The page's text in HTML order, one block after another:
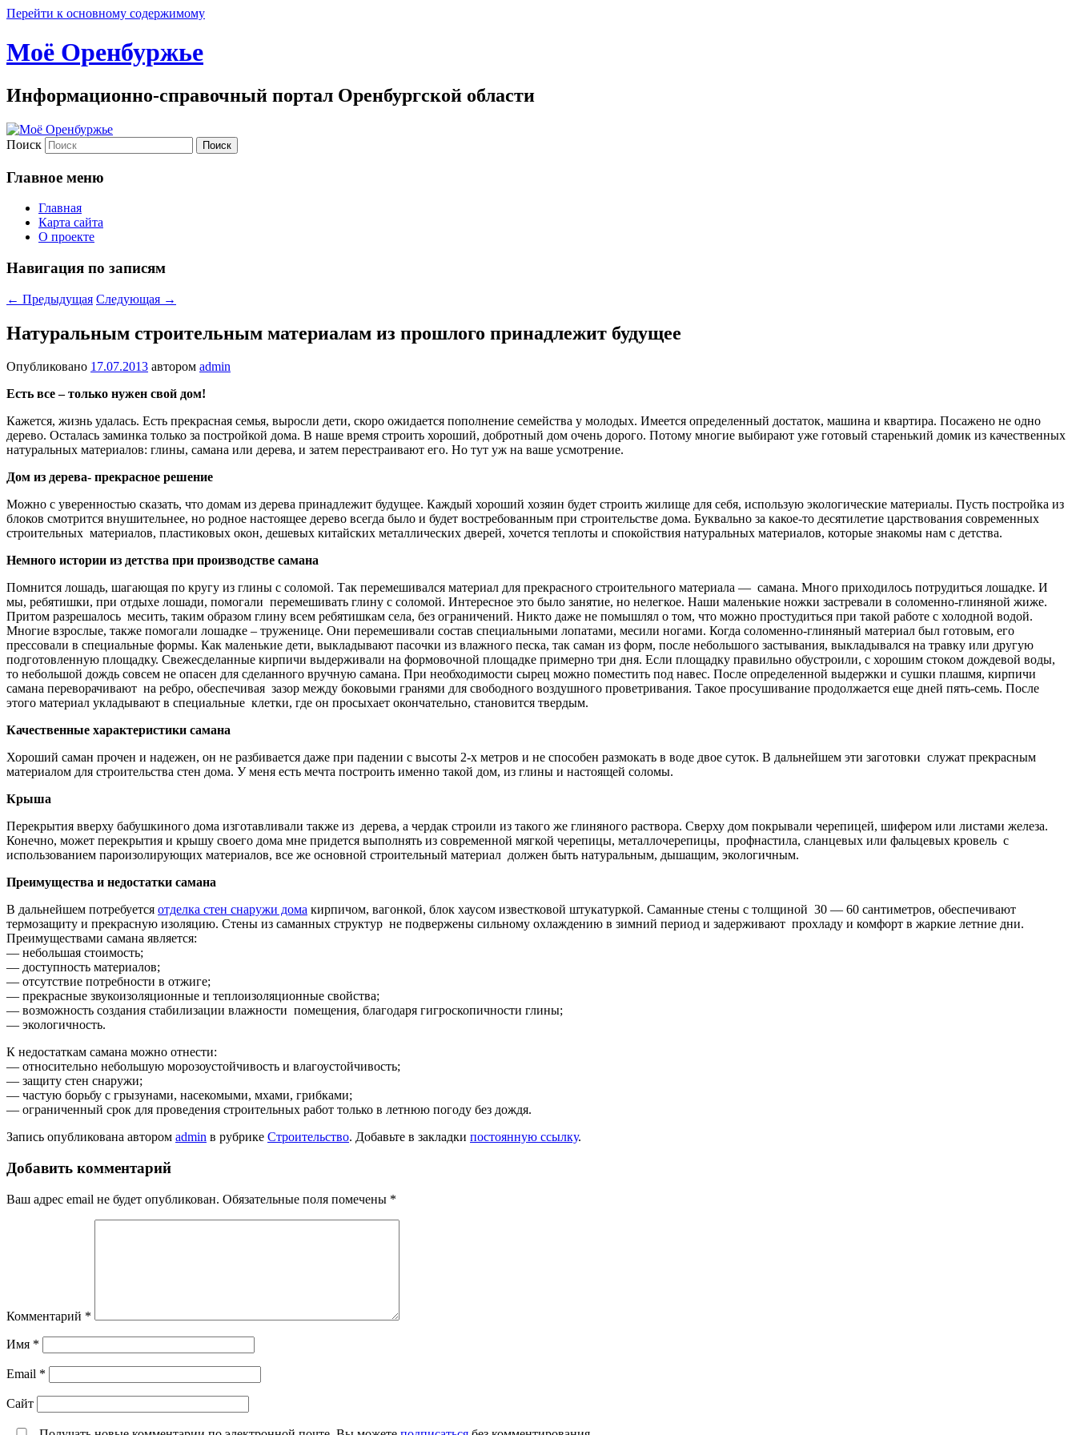
Перейти к основному содержимому
Моё Оренбуржье
Информационно-справочный портал Оренбургской области
Поиск
Главное меню
Главная
Карта сайта
О проекте
Навигация по записям
← Предыдущая Следующая →
Натуральным строительным материалам из прошлого принадлежит будущее
Опубликовано 17.07.2013 автором admin
Есть все – только нужен свой дом!
Кажется, жизнь удалась. Есть прекрасная семья, выросли дети, скоро ожидается пополнение семейства у молодых. Имеется определенный достаток, машина и квартира. Посажено не одно
дерево. Осталась заминка только за постройкой дома. В наше время строить хороший, добротный дом очень дорого. Потому многие выбирают уже готовый старенький домик из качественных
натуральных материалов: глины, самана или дерева, и затем перестраивают его. Но тут уж на ваше усмотрение.
Дом из дерева- прекрасное решение
Можно с уверенностью сказать, что домам из дерева принадлежит будущее. Каждый хороший хозяин будет строить жилище для себя, использую экологические материалы. Пусть постройка из
блоков смотрится внушительнее, но родное настоящее дерево всегда было и будет востребованным при строительстве дома. Буквально за какое-то десятилетие царствования современных
строительных материалов, пластиковых окон, дешевых китайских металлических дверей, хочется теплоты и спокойствия натуральных материалов, которые знакомы нам с детства.
Немного истории из детства при производстве самана
Помнится лошадь, шагающая по кругу из глины с соломой. Так перемешивался материал для прекрасного строительного материала — самана. Много приходилось потрудиться лошадке. И
мы, ребятишки, при отдыхе лошади, помогали перемешивать глину с соломой. Интересное это было занятие, но нелегкое. Наши маленькие ножки застревали в соломенно-глиняной жиже.
Притом разрешалось месить, таким образом глину всем ребятишкам села, без ограничений. Никто даже не помышлял о том, что можно простудиться при такой работе с холодной водой.
Многие взрослые, также помогали лошадке – труженице. Они перемешивали состав специальными лопатами, месили ногами. Когда соломенно-глиняный материал был готовым, его
прессовали в специальные формы. Как маленькие дети, выкладывают пасочки из влажного песка, так саман из форм, после небольшого застывания, выкладывался на травку или другую
подготовленную площадку. Свежесделанные кирпичи выдерживали на формовочной площадке примерно три дня. Если площадку правильно обустроили, с хорошим стоком дождевой воды,
то небольшой дождь совсем не опасен для сделанного вручную самана. При необходимости сырец можно поместить под навес. После определенной выдержки и сушки плашмя, кирпичи
самана переворачивают на ребро, обеспечивая зазор между боковыми гранями для свободного воздушного проветривания. Такое просушивание продолжается еще дней пять-семь. После
этого материал укладывают в специальные клетки, где он просыхает окончательно, становится твердым.
Качественные характеристики самана
Хороший саман прочен и надежен, он не разбивается даже при падении с высоты 2-х метров и не способен размокать в воде двое суток. В дальнейшем эти заготовки служат прекрасным
материалом для строительства стен дома. У меня есть мечта построить именно такой дом, из глины и настоящей соломы.
Крыша
Перекрытия вверху бабушкиного дома изготавливали также из дерева, а чердак строили из такого же глиняного раствора. Сверху дом покрывали черепицей, шифером или листами железа.
Конечно, может перекрытия и крышу своего дома мне придется выполнять из современной мягкой черепицы, металлочерепицы, профнастила, сланцевых или фальцевых кровель с
использованием пароизолирующих материалов, все же основной строительный материал должен быть натуральным, дышащим, экологичным.
Преимущества и недостатки самана
В дальнейшем потребуется отделка стен снаружи дома кирпичом, вагонкой, блок хаусом известковой штукатуркой. Саманные стены с толщиной 30 — 60 сантиметров, обеспечивают
термозащиту и прекрасную изоляцию. Стены из саманных структур не подвержены сильному охлаждению в зимний период и задерживают прохладу и комфорт в жаркие летние дни.
Преимуществами самана является:
— небольшая стоимость;
— доступность материалов;
— отсутствие потребности в отжиге;
— прекрасные звукоизоляционные и теплоизоляционные свойства;
— возможность создания стабилизации влажности помещения, благодаря гигроскопичности глины;
— экологичность.
К недостаткам самана можно отнести:
— относительно небольшую морозоустойчивость и влагоустойчивость;
— защиту стен снаружи;
— частую борьбу с грызунами, насекомыми, мхами, грибками;
— ограниченный срок для проведения строительных работ только в летнюю погоду без дождя.
Запись опубликована автором admin в рубрике Строительство. Добавьте в закладки постоянную ссылку.
Добавить комментарий
Ваш адрес email не будет опубликован. Обязательные поля помечены *
Комментарий *
Имя *
Email *
Сайт